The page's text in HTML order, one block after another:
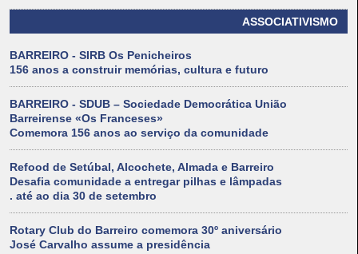
ASSOCIATIVISMO
BARREIRO - SIRB Os Penicheiros
156 anos a construir memórias, cultura e futuro
BARREIRO - SDUB – Sociedade Democrática União
Barreirense «Os Franceses»
Comemora 156 anos ao serviço da comunidade
Refood de Setúbal, Alcochete, Almada e Barreiro
Desafia comunidade a entregar pilhas e lâmpadas
. até ao dia 30 de setembro
Rotary Club do Barreiro comemora 30º aniversário
José Carvalho assume a presidência